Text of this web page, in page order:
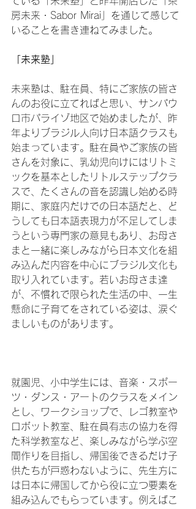
房未来・Sabor Mirai」を通じて感じて
「未来塾」
未来塾は、駐在員、特にご家族の皆さ
んのお役に立てればと思い、サンパウ
ロ市パライゾ地区で始めましたが、昨
年よりブラジル人向け日本語クラスも
始まっています。駐在員やご家族の皆
さんを対象に、乳幼児向けにはリトミ
ックを基本としたリトルステップクラ
スで、たくさんの音を認識し始める時
期に、家庭内だけでの日本語だと、ど
うしても日本語表現力が不足してしま
うという専門家の意見もあり、お母さ
まと一緒に楽しみながら日本文化を組
み込んだ内容を中心にブラジル文化も
取り入れています。若いお母さま達
が、不慣れで限られた生活の中、一生
懸命に子育てをされている姿は、涙ぐ
ましいものがあります。
就園児、小中学生には、音楽・スポー
ツ・ダンス・アートのクラスをメイン
とし、ワークショップで、レゴ教室や
ロボット教室、駐在員有志の協力を得
た科学教室など、楽しみながら学ぶ空
間作りを目指し、帰国後できるだけ子
供たちが戸惑わないように、先生方に
は日本に帰国してから役に立つ要素を
組み込んでもらっています。例えばこ